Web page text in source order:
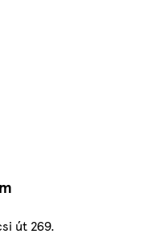
út 269.